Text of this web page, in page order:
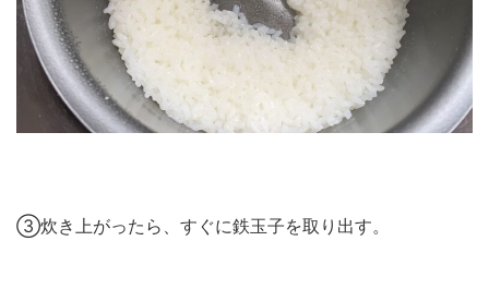
③炊き上がったら、すぐに鉄玉子を取り出す。